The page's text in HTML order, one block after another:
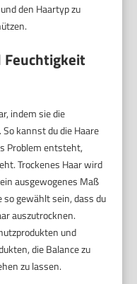
den Haartyp zu
Feuchtigkeit
indem sie die
kannst du die Haare
Problem entsteht,
Trockenes Haar wird
ausgewogenes Maß
gewählt sein, dass du
auszutrocknen.
und
die Balance zu
zu lassen.